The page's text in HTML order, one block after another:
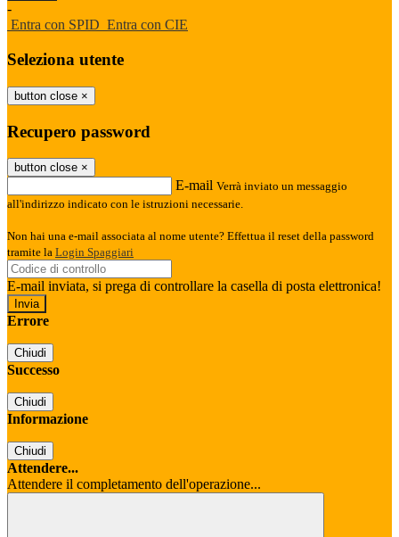
-
Entra con SPID Entra con CIE
Seleziona utente
button close ×
Recupero password
button close ×
E-mail Verrà inviato un messaggio
all'indirizzo indicato con le istruzioni necessarie.
Non hai una e-mail associata al nome utente? Effettua il reset della password
tramite la Login Spaggiari
E-mail inviata, si prega di controllare la casella di posta elettronica!
Errore
Chiudi
Successo
Chiudi
Informazione
Chiudi
Attendere...
Attendere il completamento dell'operazione...